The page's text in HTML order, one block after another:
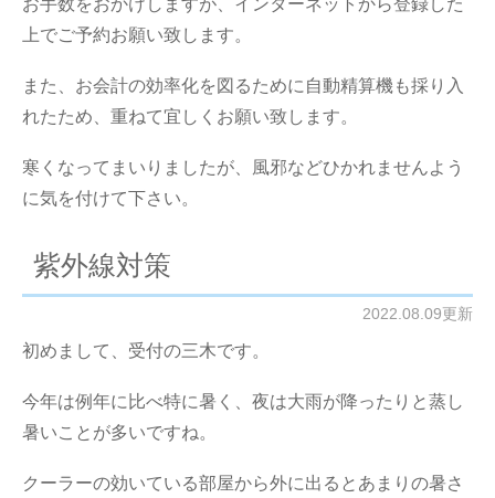
お手数をおかけしますが、インターネットから登録した
上でご予約お願い致します。
また、お会計の効率化を図るために自動精算機も採り入
れたため、重ねて宜しくお願い致します。
寒くなってまいりましたが、風邪などひかれませんよう
に気を付けて下さい。
紫外線対策
2022.08.09更新
初めまして、受付の三木です。
今年は例年に比べ特に暑く、夜は大雨が降ったりと蒸し
暑いことが多いですね。
クーラーの効いている部屋から外に出るとあまりの暑さ